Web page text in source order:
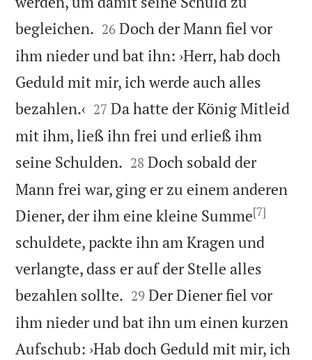
begleichen. 

26 Doch der Mann fiel vor
ihm nieder und bat ihn: ›Herr, hab doch
Geduld mit mir, ich werde auch alles
bezahlen.‹ 

27 Da hatte der König Mitleid
mit ihm, ließ ihn frei und erließ ihm
seine Schulden. 

28 Doch sobald der
Mann frei war, ging er zu einem anderen
Diener, der ihm eine kleine Summe[7]
schuldete, packte ihn am Kragen und
verlangte, dass er auf der Stelle alles
bezahlen sollte. 

29 Der Diener fiel vor
ihm nieder und bat ihn um einen kurzen
Aufschub: ›Hab doch Geduld mit mir, ich